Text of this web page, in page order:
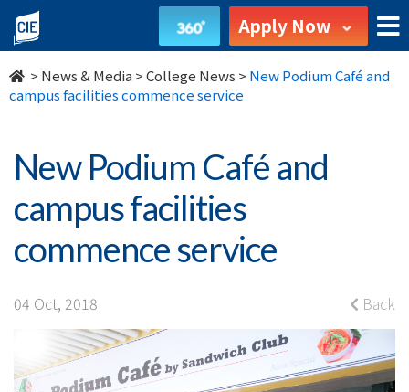
New
Podium
Café
campus
facilities
commence
service
College
Apply Now
> News & Media >College News > New Podium Café and
campus facilities commence service
New Podium Café and
campus facilities
commence service
04 Oct, 2018 Back